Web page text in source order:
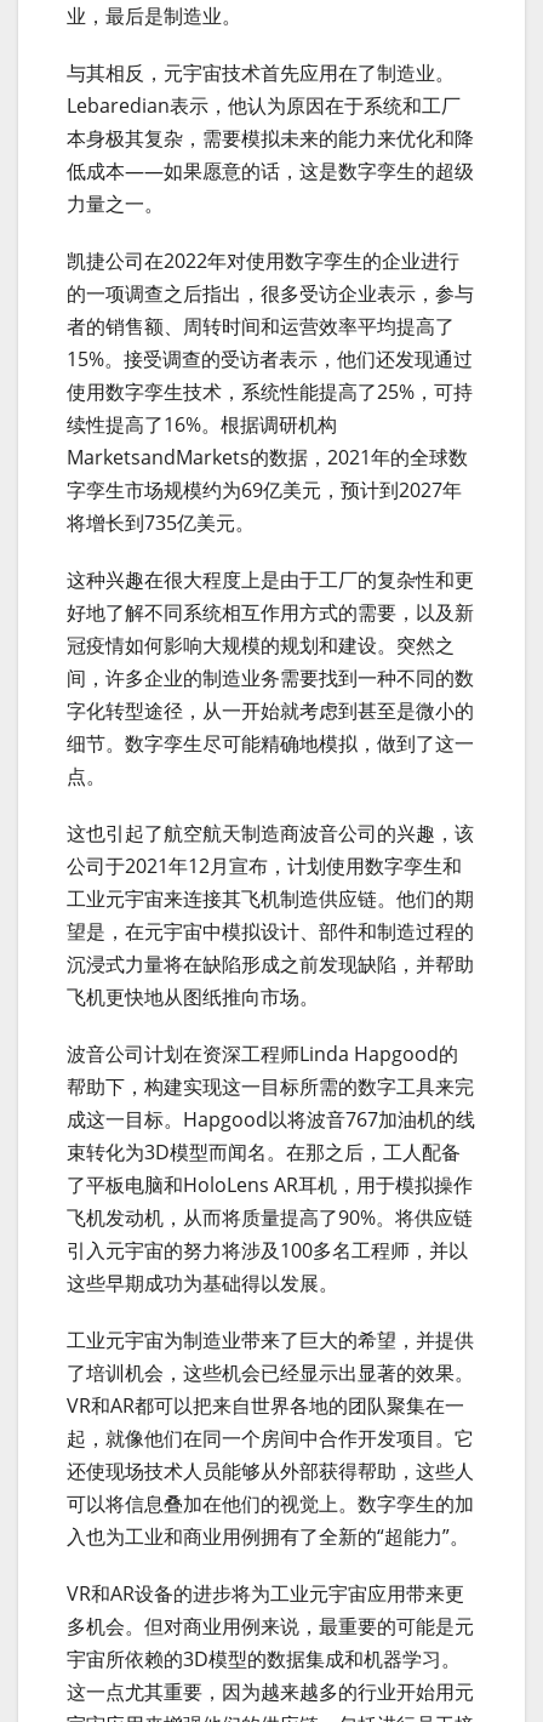
业，最后是制造业。
与其相反，元宇宙技术首先应用在了制造业。
Lebaredian表示，他认为原因在于系统和工厂
本身极其复杂，需要模拟未来的能力来优化和降
低成本——如果愿意的话，这是数字孪生的超级
力量之一。
凯捷公司在2022年对使用数字孪生的企业进行
的一项调查之后指出，很多受访企业表示，参与
者的销售额、周转时间和运营效率平均提高了
15%。接受调查的受访者表示，他们还发现通过
使用数字孪生技术，系统性能提高了25%，可持
续性提高了16%。根据调研机构
MarketsandMarkets的数据，2021年的全球数
字孪生市场规模约为69亿美元，预计到2027年
将增长到735亿美元。
这种兴趣在很大程度上是由于工厂的复杂性和更
好地了解不同系统相互作用方式的需要，以及新
冠疫情如何影响大规模的规划和建设。突然之
间，许多企业的制造业务需要找到一种不同的数
字化转型途径，从一开始就考虑到甚至是微小的
细节。数字孪生尽可能精确地模拟，做到了这一
点。
这也引起了航空航天制造商波音公司的兴趣，该
公司于2021年12月宣布，计划使用数字孪生和
工业元宇宙来连接其飞机制造供应链。他们的期
望是，在元宇宙中模拟设计、部件和制造过程的
沉浸式力量将在缺陷形成之前发现缺陷，并帮助
飞机更快地从图纸推向市场。
波音公司计划在资深工程师Linda Hapgood的
帮助下，构建实现这一目标所需的数字工具来完
成这一目标。Hapgood以将波音767加油机的线
束转化为3D模型而闻名。在那之后，工人配备
了平板电脑和HoloLens AR耳机，用于模拟操作
飞机发动机，从而将质量提高了90%。将供应链
引入元宇宙的努力将涉及100多名工程师，并以
这些早期成功为基础得以发展。
工业元宇宙为制造业带来了巨大的希望，并提供
了培训机会，这些机会已经显示出显著的效果。
VR和AR都可以把来自世界各地的团队聚集在一
起，就像他们在同一个房间中合作开发项目。它
还使现场技术人员能够从外部获得帮助，这些人
可以将信息叠加在他们的视觉上。数字孪生的加
入也为工业和商业用例拥有了全新的“超能力”。
VR和AR设备的进步将为工业元宇宙应用带来更
多机会。但对商业用例来说，最重要的可能是元
宇宙所依赖的3D模型的数据集成和机器学习。
这一点尤其重要，因为越来越多的行业开始用元